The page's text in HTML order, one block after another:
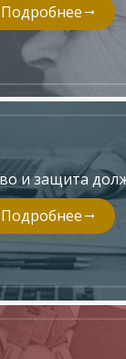
Подробнее
и защита
Подробнее